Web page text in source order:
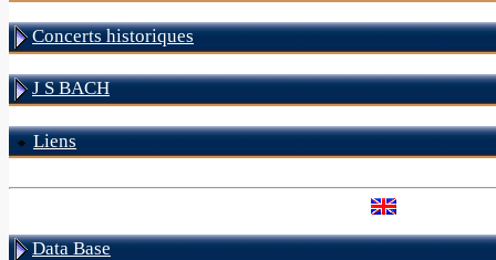
Concerts historiques
J S BACH
Liens
Data Base